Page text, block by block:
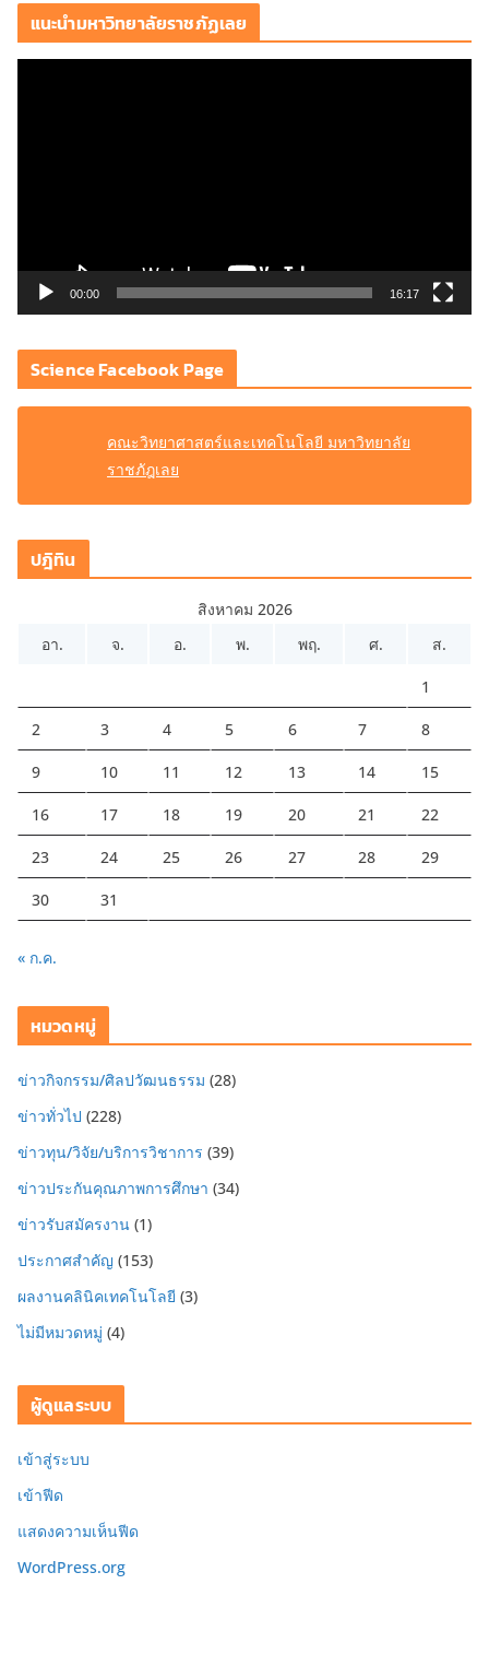
แนะนำมหาวิทยาลัยราชภัฏเลย
ดี
00:00 16:17
Science Facebook Page
คณะวิทยาศาสตร์และเทคโนโลยี มหาวิทยาลัย
ราชภัฎเลย
ปฎิทิน
สิงหาคม 2026
อา.
จ. อ. พ. พฤ. ศ. ส.
1
2 3 4 5 6 7 8
9 10 11 12 13 14 15
16 17 18 19 20 21 22
23 24 25 26 27 28 29
30 31
« ก.ค.
หมวดหมู่
ข่าวกิจกรรม/ศิลปวัฒนธรรม (28)
ข่าวทั่วไป (228)
ข่าวทุน/วิจัย/บริการวิชาการ (39)
ข่าวประกันคุณภาพการศึกษา (34)
ข่าวรับสมัครงาน (1)
ประกาศสำคัญ (153)
ผลงานคลินิคเทคโนโลยี (3)
ไม่มีหมวดหมู่ (4)
ผู้ดูแลระบบ
เข้าสู่ระบบ
เข้าฟีด
แสดงความเห็นฟีด
WordPress.org